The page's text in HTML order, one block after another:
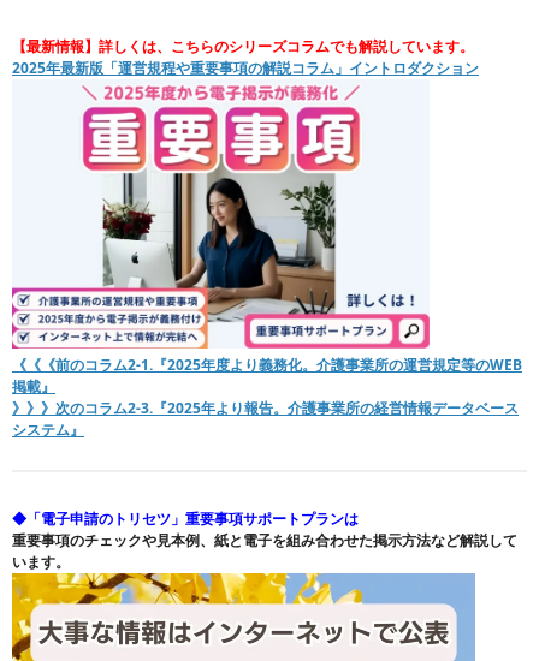
【最新情報】詳しくは、こちらのシリーズコラムでも解説しています。
2025年最新版「運営規程や重要事項の解説コラム」イントロダクション
《《《前のコラム2-1.『2025年度より義務化。介護事業所の運営規定等のWEB
掲載』
》》》次のコラム2-3.『2025年より報告。介護事業所の経営情報データベース
システム』
◆「電子申請のトリセツ」重要事項サポートプランは
重要事項のチェックや見本例、紙と電子を組み合わせた掲示方法など解説して
います。